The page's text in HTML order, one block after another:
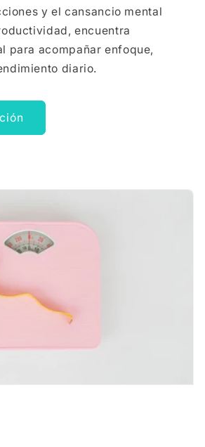
y el cansancio mental
encuentra
para acompañar enfoque,
diario.